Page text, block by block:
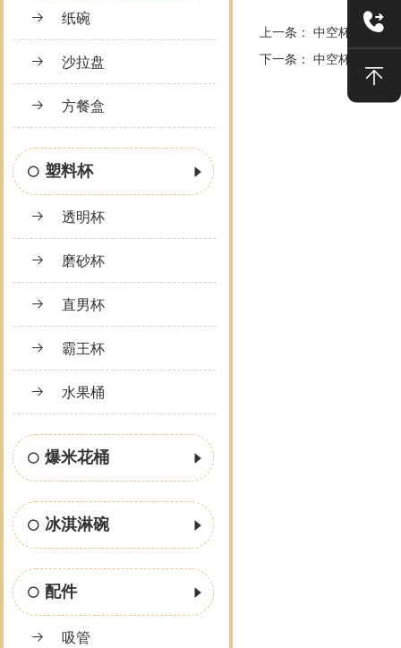
纸碗
沙拉盘
方餐盒
塑料杯
透明杯
磨砂杯
直男杯
霸王杯
水果桶
爆米花桶
冰淇淋碗
配件
吸管
上一条： 中空杯
下一条： 中空杯